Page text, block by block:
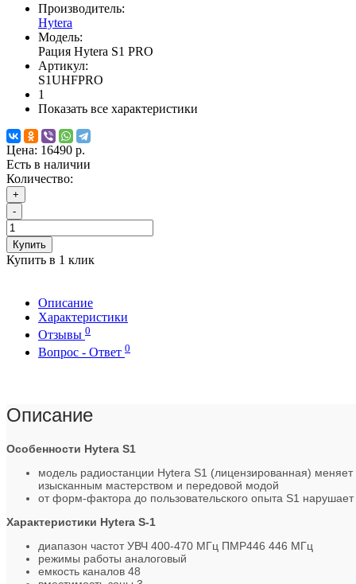
Производитель:
Hytera
Модель:
Рация Hytera S1 PRO
Артикул:
S1UHFPRO
1
Показать все характеристики
Цена: 16490 р.
Есть в наличии
Количество:
+
-
Купить
Купить в 1 клик
Описание
Характеристики
Отзывы 0
Вопрос - Ответ 0
Описание
Особенности Hytera S1
модель радиостанции Hytera S1 (лицензированная) меняет
изысканным мастерством и передовой модой
от форм-фактора до пользовательского опыта S1
Характеристики Hytera S-1
диапазон частот УВЧ 400-470 МГц ПМР446 446 МГц
режимы работы аналоговый
емкость каналов 48